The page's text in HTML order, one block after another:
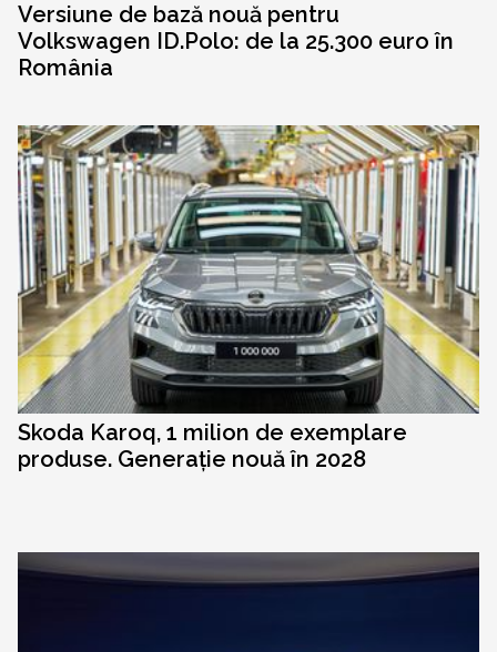
Versiune de bază nouă pentru
Volkswagen ID.Polo: de la 25.300 euro în
România
Skoda Karoq, 1 milion de exemplare
produse. Generație nouă în 2028